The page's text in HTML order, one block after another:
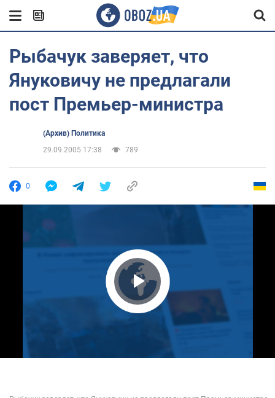
Рыбачук заверяет, что
Януковичу не предлагали
пост Премьер-министра
(Архив) Политика
29.09.2005 17:38
789
0
Play Video